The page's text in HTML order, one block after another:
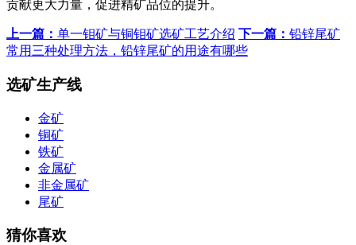
贡献更大力量，促进精矿品位的提升。
上一篇： 单一钼矿与铜钼矿选矿工艺介绍 下一篇： 铅锌尾矿
常用三种处理方法，铅锌尾矿的用途有哪些
选矿生产线
金矿
铜矿
铁矿
金属矿
非金属矿
尾矿
猜你喜欢